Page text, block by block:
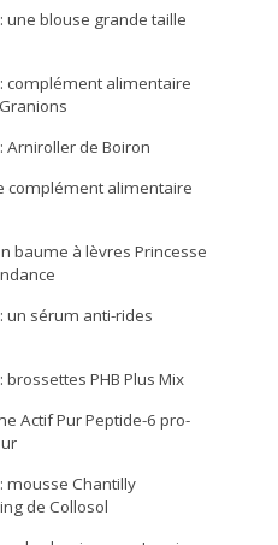
blouse grande taille
complément alimentaire
de Boiron
complément alimentaire
baume à lèvres Princesse
un sérum anti-rides
PHB Plus Mix
Actif Pur Peptide-6 pro-
mousse Chantilly
de Collosol